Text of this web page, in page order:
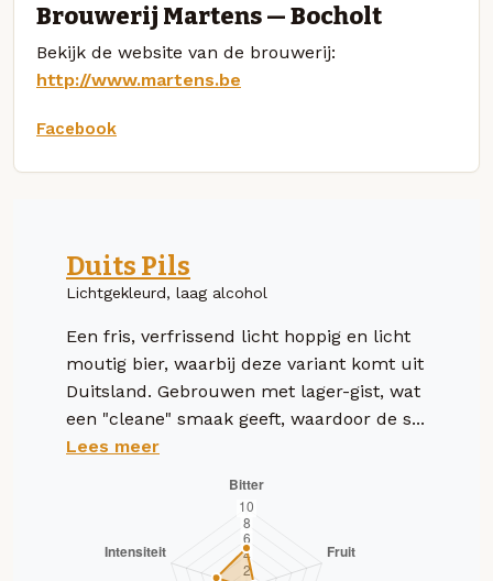
Brouwerij Martens — Bocholt
Bekijk de website van de brouwerij:
http://www.martens.be
Facebook
Duits Pils
Lichtgekleurd, laag alcohol
Een fris, verfrissend licht hoppig en licht
moutig bier, waarbij deze variant komt uit
Duitsland. Gebrouwen met lager-gist, wat
een "cleane" smaak geeft, waardoor de s...
Lees meer